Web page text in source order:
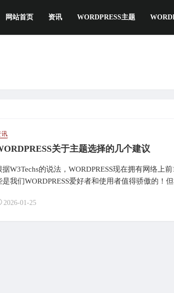
网站首页 资讯 WORDPRESS主题
讯
关于主题选择的几个建议
据W3Techs的说法，WORDPRESS现在拥有网络上
是我们WORDPRESS爱好者和使用者值得骄傲的！
2026-01-25